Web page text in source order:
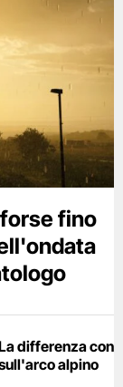
fino
differenza con
alpino